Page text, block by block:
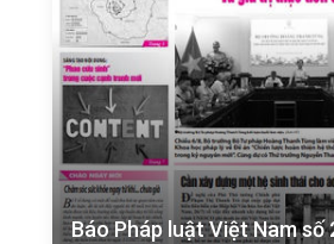
Báo Pháp luật Việt Nam số